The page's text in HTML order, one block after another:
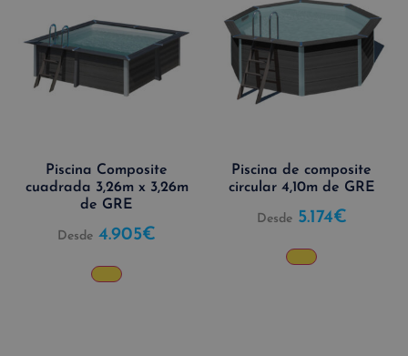
Piscina Composite
cuadrada 3,26m x 3,26m
de GRE
Desde 4.905€
Piscina de composite
circular 4,10m de GRE
Desde 5.174€